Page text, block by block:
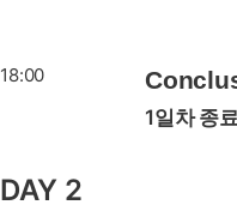
18:00
1일차 종
DAY 2